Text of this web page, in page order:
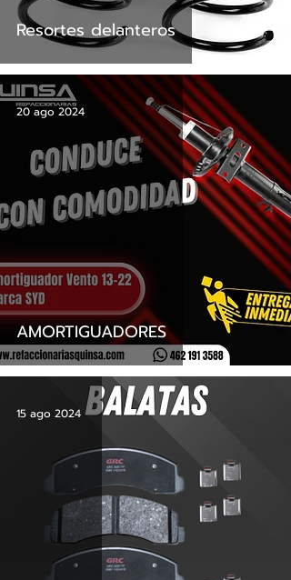
Resortes delanteros
AMORTIGUADORES
20 ago 2024
15 ago 2024